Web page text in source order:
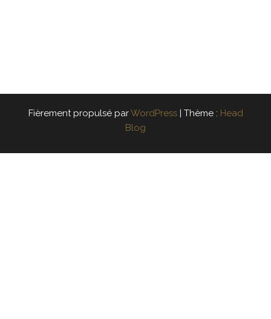
Fièrement propulsé parWordPress | Thème : Head
Blog